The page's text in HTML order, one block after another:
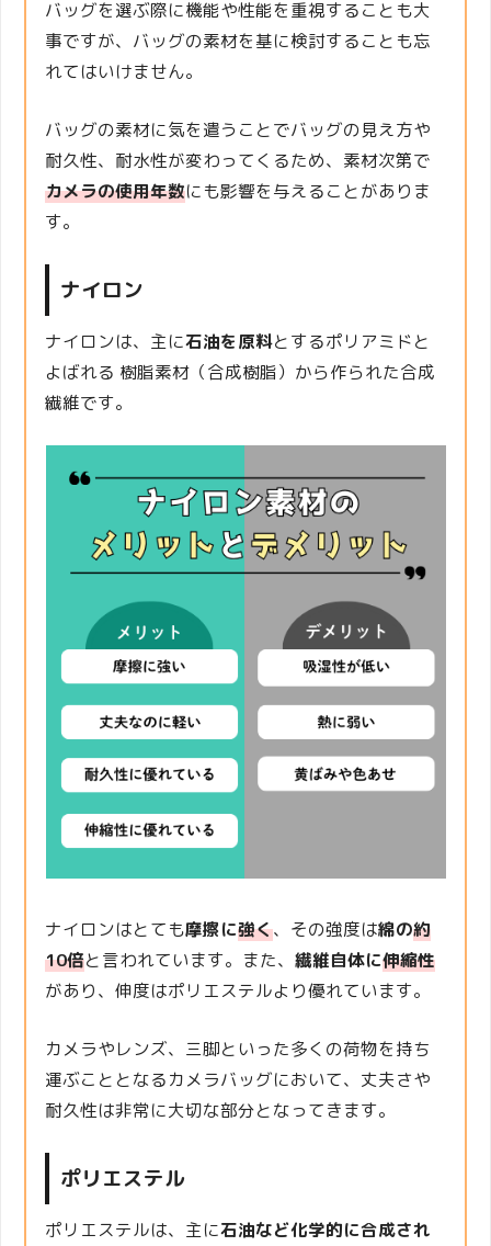
バッグを選ぶ際に機能や性能を重視することも大
事ですが、バッグの素材を基に検討することも忘
れてはいけません。
バッグの素材に気を遣うことでバッグの見え方や
耐久性、耐水性が変わってくるため、素材次第で
カメラの使用年数にも影響を与えることがありま
す。
ナイロン
ナイロンは、主に石油を原料とするポリアミドと
よばれる 樹脂素材（合成樹脂）から作られた合成
繊維です。
ナイロンはとても摩擦に強く、その強度は綿の約
10倍と言われています。また、繊維自体に伸縮性
があり、伸度はポリエステルより優れています。
カメラやレンズ、三脚といった多くの荷物を持ち
運ぶこととなるカメラバッグにおいて、丈夫さや
耐久性は非常に大切な部分となってきます。
ポリエステル
ポリエステルは、主に石油など化学的に合成され